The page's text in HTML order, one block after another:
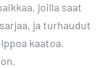
joilla saat
ja turhaudut
kaatoa.